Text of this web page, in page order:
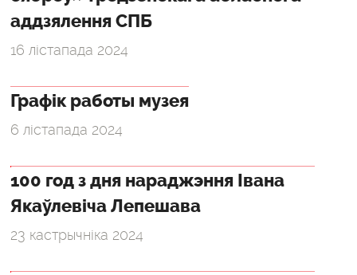
аддзялення СПБ
16 лістапада 2024
Графік работы музея
6 лістапада 2024
100 год з дня нараджэння Івана
Якаўлевіча Лепешава
23 кастрычніка 2024